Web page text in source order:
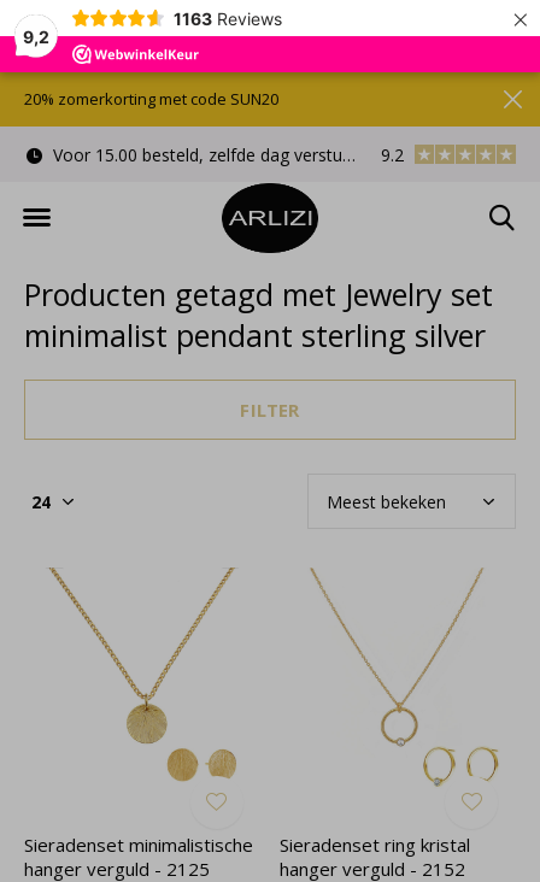
9,2
1163 Reviews ×
Voor 15.00 besteld, zelfde dag verstuurd Gratis
9.2
20% zomerkorting met code SUN20
Producten getagd met Jewelry set
minimalist pendant sterling silver
FILTER
Sieradenset minimalistische
hanger verguld - 2125
Sieradenset ring kristal
hanger verguld - 2152